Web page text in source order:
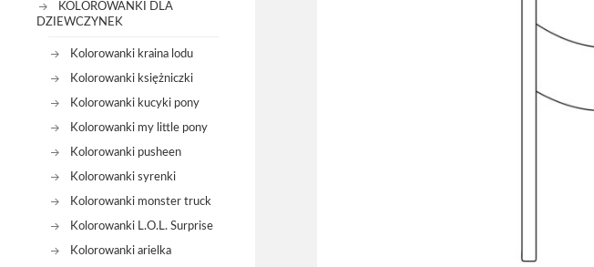
KOLOROWANKI DLA
DZIEWCZYNEK
Kolorowanki kraina lodu
Kolorowanki księżniczki
Kolorowanki kucyki pony
Kolorowanki my little pony
Kolorowanki pusheen
Kolorowanki syrenki
Kolorowanki monster truck
Kolorowanki L.O.L. Surprise
Kolorowanki arielka